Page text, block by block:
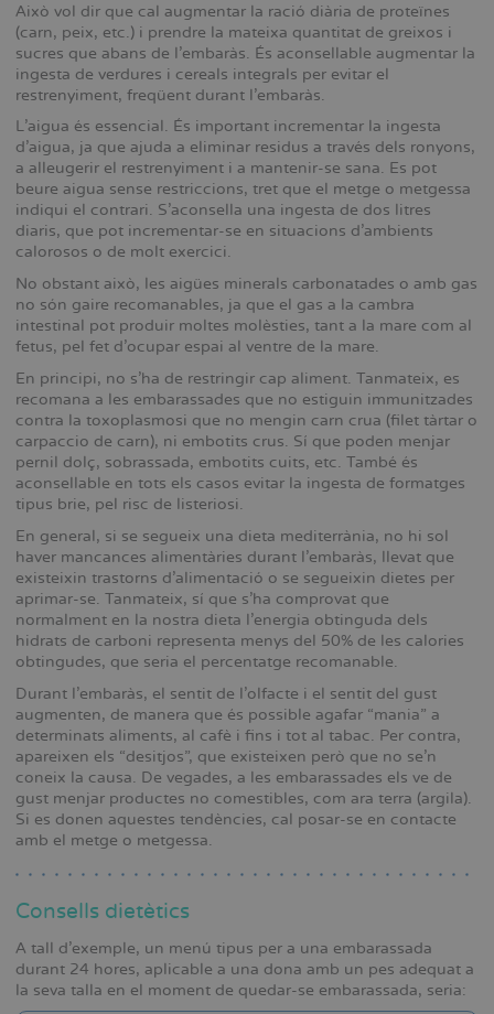
Això vol dir que cal augmentar la ració diària de proteïnes
(carn, peix, etc.) i prendre la mateixa quantitat de greixos i
sucres que abans de l’embaràs. És aconsellable augmentar la
ingesta de verdures i cereals integrals per evitar el
restrenyiment, freqüent durant l’embaràs.
L’aigua és essencial. És important incrementar la ingesta
d’aigua, ja que ajuda a eliminar residus a través dels ronyons,
a alleugerir el restrenyiment i a mantenir-se sana. Es pot
beure aigua sense restriccions, tret que el metge o metgessa
indiqui el contrari. S’aconsella una ingesta de dos litres
diaris, que pot incrementar-se en situacions d’ambients
calorosos o de molt exercici.
No obstant això, les aigües minerals carbonatades o amb gas
no són gaire recomanables, ja que el gas a la cambra
intestinal pot produir moltes molèsties, tant a la mare com al
fetus, pel fet d’ocupar espai al ventre de la mare.
En principi, no s’ha de restringir cap aliment. Tanmateix, es
recomana a les embarassades que no estiguin immunitzades
contra la toxoplasmosi que no mengin carn crua (filet tàrtar o
carpaccio de carn), ni embotits crus. Sí que poden menjar
pernil dolç, sobrassada, embotits cuits, etc. També és
aconsellable en tots els casos evitar la ingesta de formatges
tipus brie, pel risc de listeriosi.
En general, si se segueix una dieta mediterrània, no hi sol
haver mancances alimentàries durant l’embaràs, llevat que
existeixin trastorns d’alimentació o se segueixin dietes per
aprimar-se. Tanmateix, sí que s’ha comprovat que
normalment en la nostra dieta l’energia obtinguda dels
hidrats de carboni representa menys del 50% de les calories
obtingudes, que seria el percentatge recomanable.
Durant l’embaràs, el sentit de l’olfacte i el sentit del gust
augmenten, de manera que és possible agafar “mania” a
determinats aliments, al cafè i fins i tot al tabac. Per contra,
apareixen els “desitjos”, que existeixen però que no se’n
coneix la causa. De vegades, a les embarassades els ve de
gust menjar productes no comestibles, com ara terra (argila).
Si es donen aquestes tendències, cal posar-se en contacte
amb el metge o metgessa.
Consells dietètics
A tall d’exemple, un menú tipus per a una embarassada
durant 24 hores, aplicable a una dona amb un pes adequat a
la seva talla en el moment de quedar-se embarassada, seria: